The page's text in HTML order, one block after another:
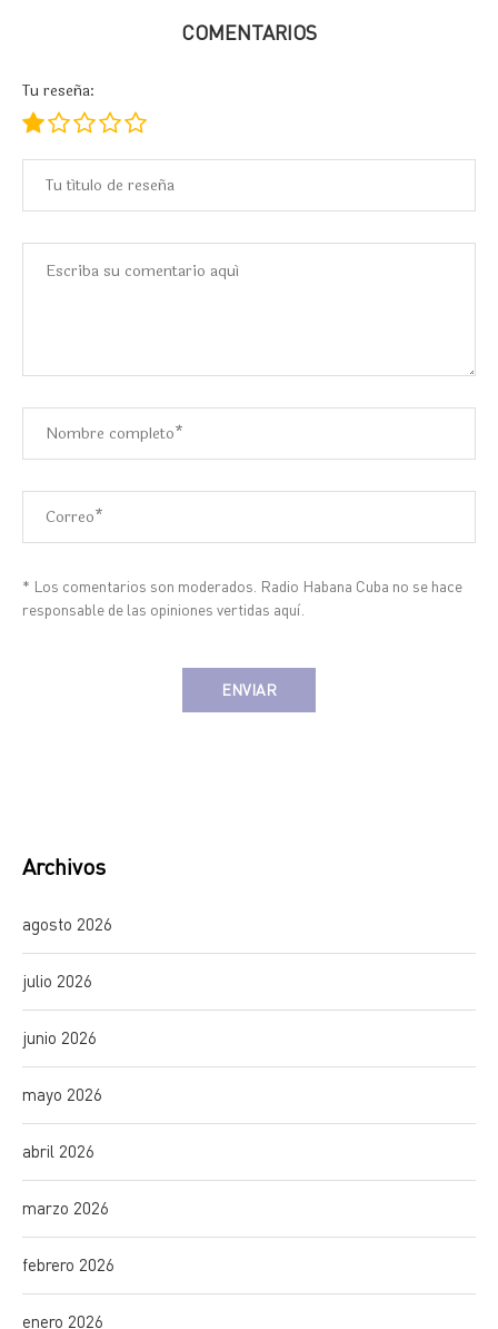
COMENTARIOS
Tu reseña:
* Los comentarios son moderados. Radio Habana Cuba no se hace
responsable de las opiniones vertidas aquí.
Archivos
agosto 2026
julio 2026
junio 2026
mayo 2026
abril 2026
marzo 2026
febrero 2026
enero 2026